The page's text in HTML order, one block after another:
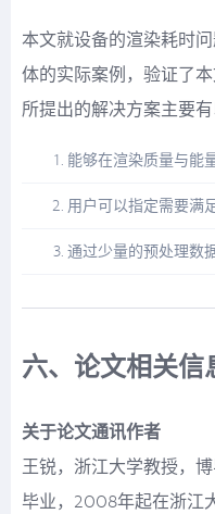
本文就设备的渲染耗时
体的实际案例，验证了
所提出的解决方案主要有
能够在渲染质量与能
用户可以指定需要满
通过少量的预处理数
六、论文相关信
关于论文通讯作者
王锐，浙江大学教授，
毕业，2008年起在浙江